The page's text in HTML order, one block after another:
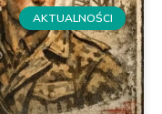
AKTUALNOŚCI